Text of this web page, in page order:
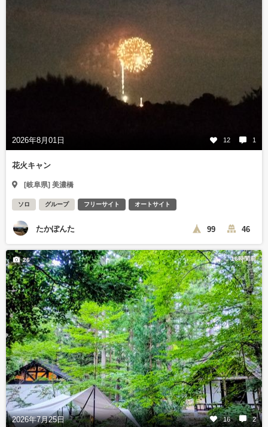
2026年8月01日 12 1
花火キャン
[岐阜県] 美濃橋
ソロ グループ フリーサイト オートサイト
たかぽんた 99 46
16時間前
2026年7月25日 16 2
26